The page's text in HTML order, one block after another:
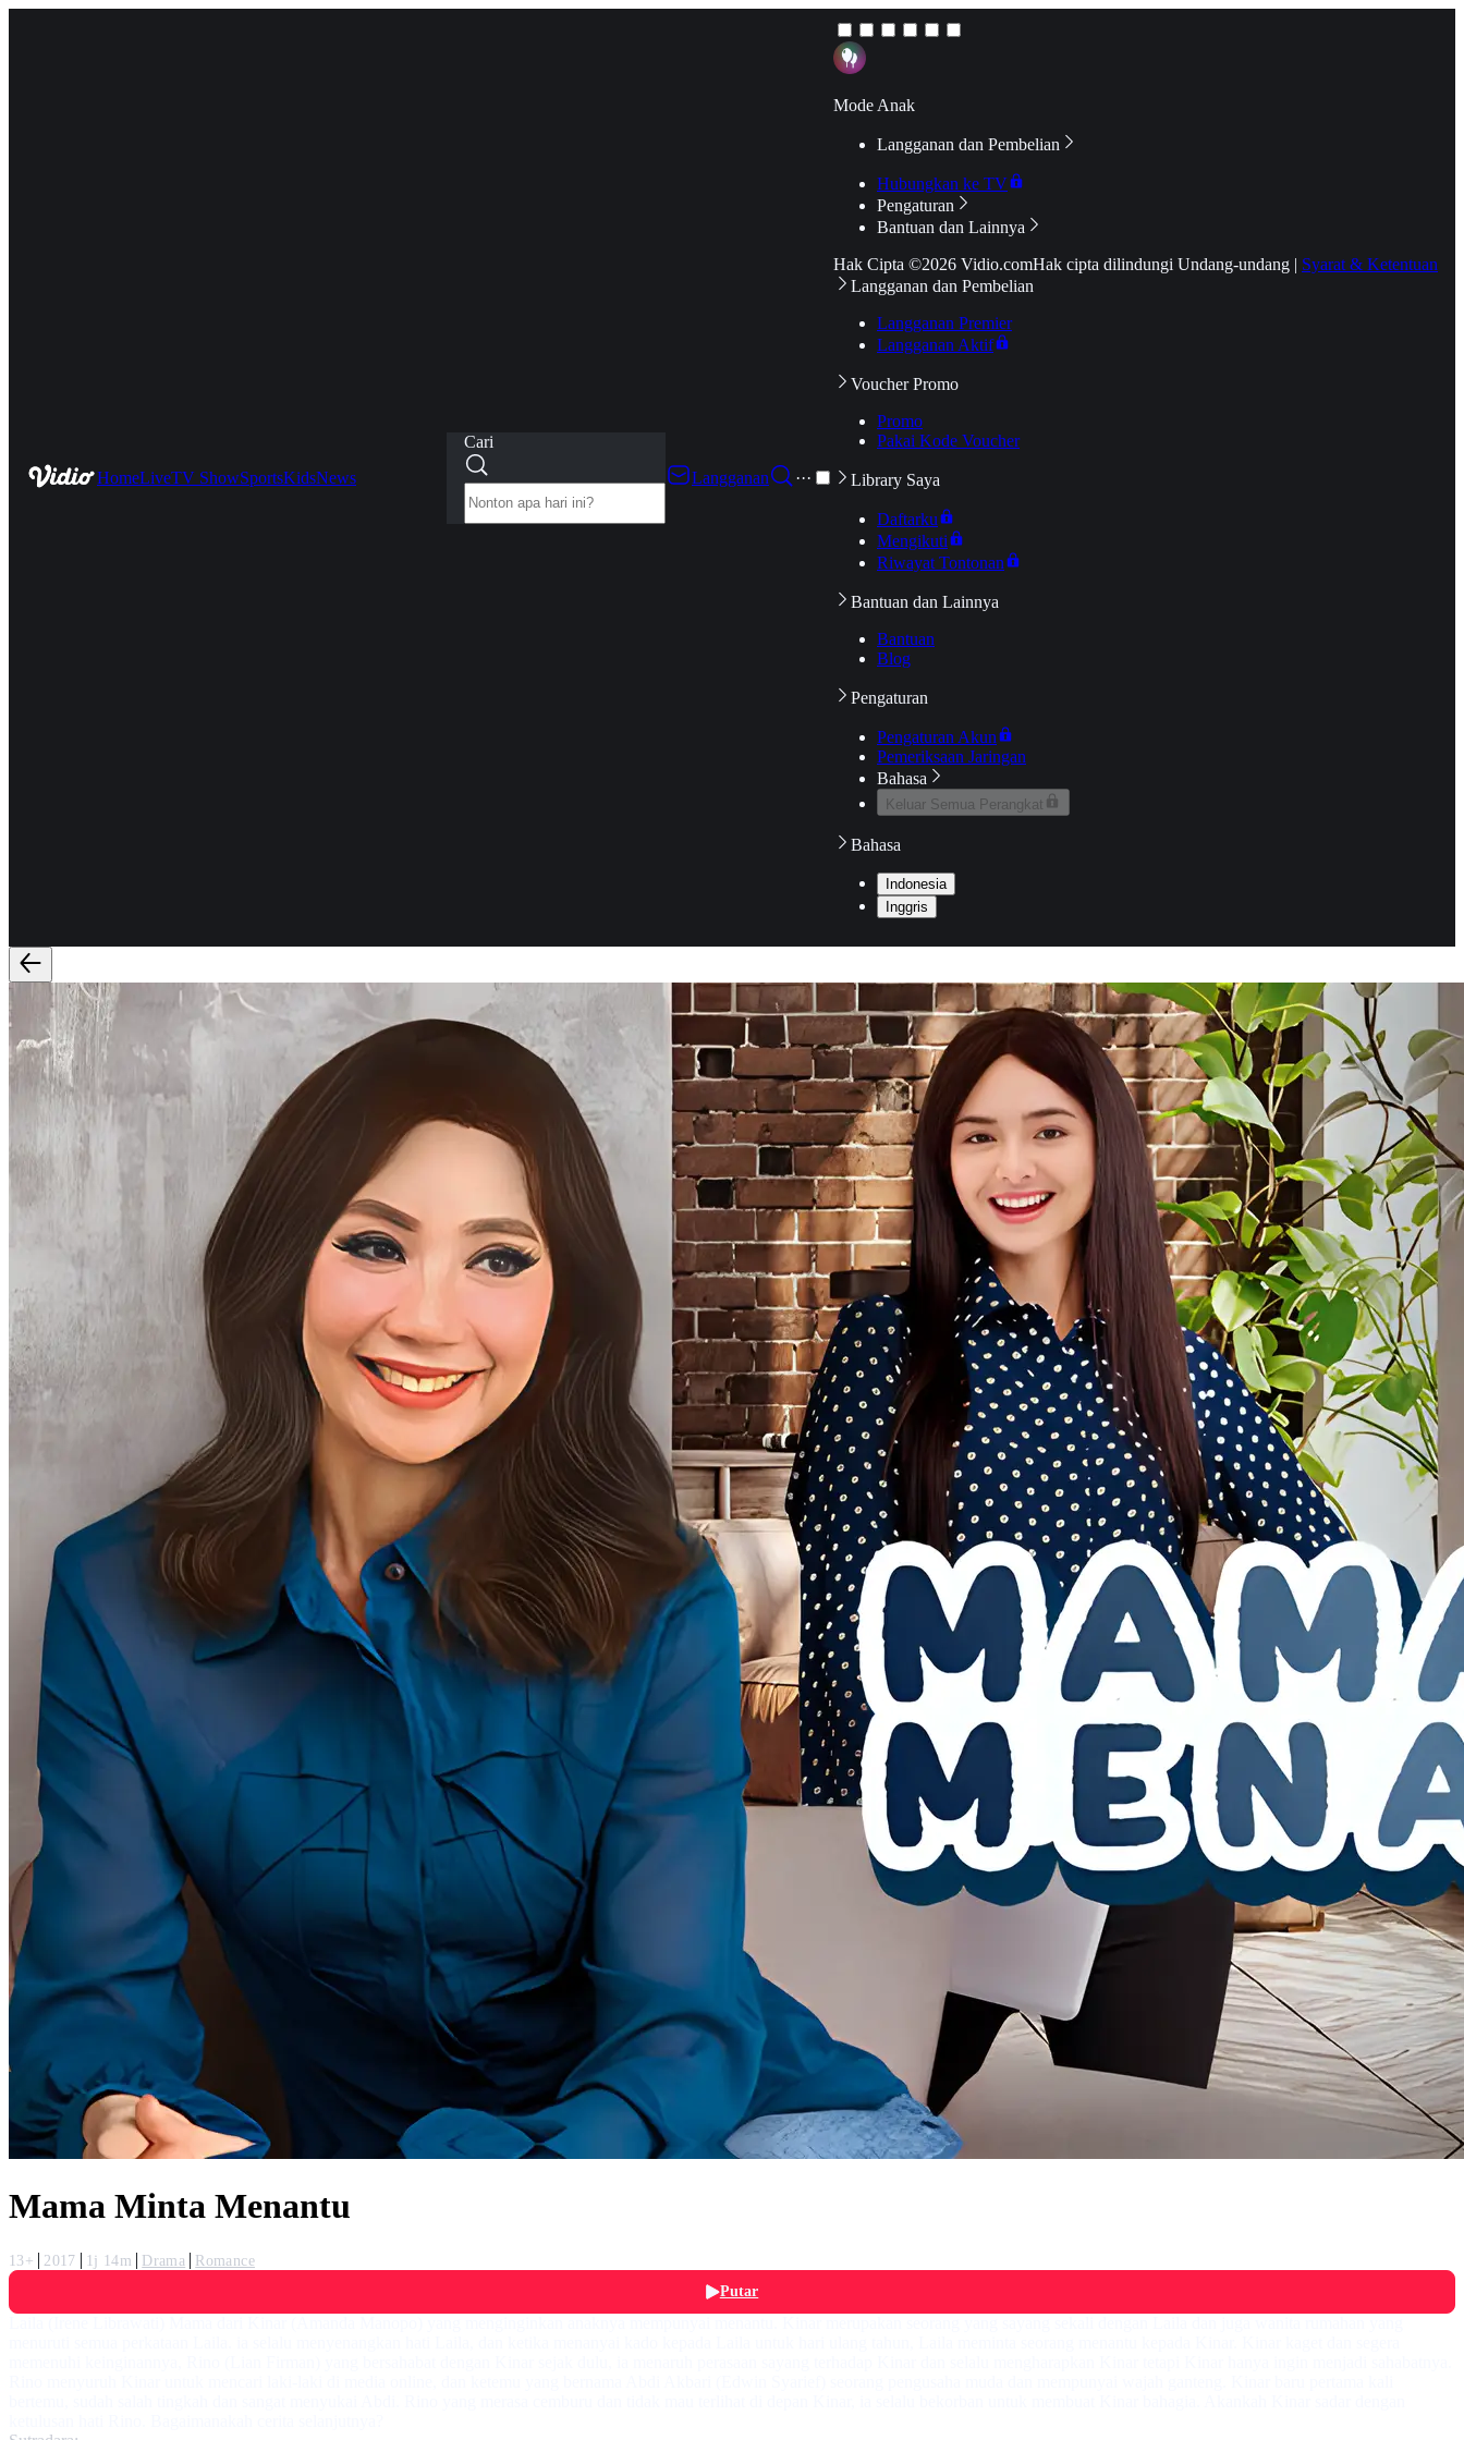
HomeLiveTV ShowSportsKidsNews
Cari
Langganan
···
Mode Anak
Langganan dan Pembelian
Hubungkan ke TV
Pengaturan
Bantuan dan Lainnya
Hak Cipta ©2026 Vidio.comHak cipta dilindungi Undang-undang | Syarat & Ketentuan
Langganan dan Pembelian
Langganan Premier
Langganan Aktif
Voucher Promo
Promo
Pakai Kode Voucher
Library Saya
Daftarku
Mengikuti
Riwayat Tontonan
Bantuan dan Lainnya
Bantuan
Blog
Pengaturan
Pengaturan Akun
Pemeriksaan Jaringan
Bahasa
Keluar Semua Perangkat
Bahasa
Indonesia
Inggris
Mama Minta Menantu
13+ 2017 1j 14m Drama
Romance
Putar